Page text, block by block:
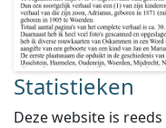
Statistieken
Deze website is reeds